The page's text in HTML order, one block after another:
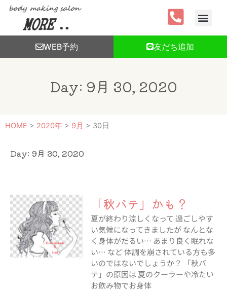
WEB予約 友だち追加
Day: 9月 30, 2020
HOME > 2020年 > 9月 > 30日
Day: 9月 30, 2020
「秋バテ」かも？
夏が終わり涼しくなって 過ごしやす
い気候になってきましたが なんとな
く身体がだるい… あまり良く眠れな
い… など 体調を崩されている方も多
いのではないでしょうか？ 「秋バ
テ」の原因は 夏のクーラーや冷たい
お飲み物でお身体